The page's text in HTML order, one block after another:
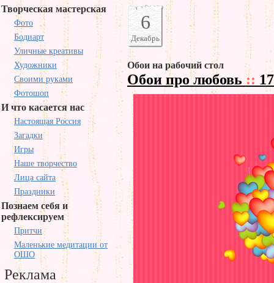
Творческая мастерская
Фото
Бодиарт
Уличные креативы
Художники
Своими руками
Фотошоп
И что касается нас
Настоящая Россия
Загадки
Игры
Наше творчество
Лица сайта
Праздники
Познаем себя и
рефлексируем
Притчи
Маленькие медитации от
ОШО
Реклама
6
Декабрь
Обои на рабочий стол
Обои про любовь::